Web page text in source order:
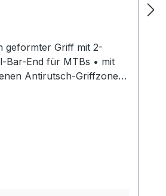
geformter Griff mit 2-
Bar-End für MTBs • mit
Antirutsch-Griffzonen
• verdrehsichere